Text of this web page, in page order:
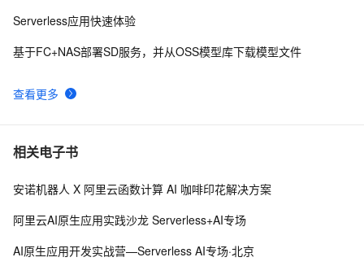
查看更多
Serverless应用快速体验
基于FC+NAS部署SD服务，并从OSS模型库下载模型文件
相关电子书
安诺机器人 X 阿里云函数计算 AI 咖啡印花解决方案
阿里云AI原生应用实践沙龙 Serverless+AI专场
AI原生应用开发实战营—Serverless AI专场·北京